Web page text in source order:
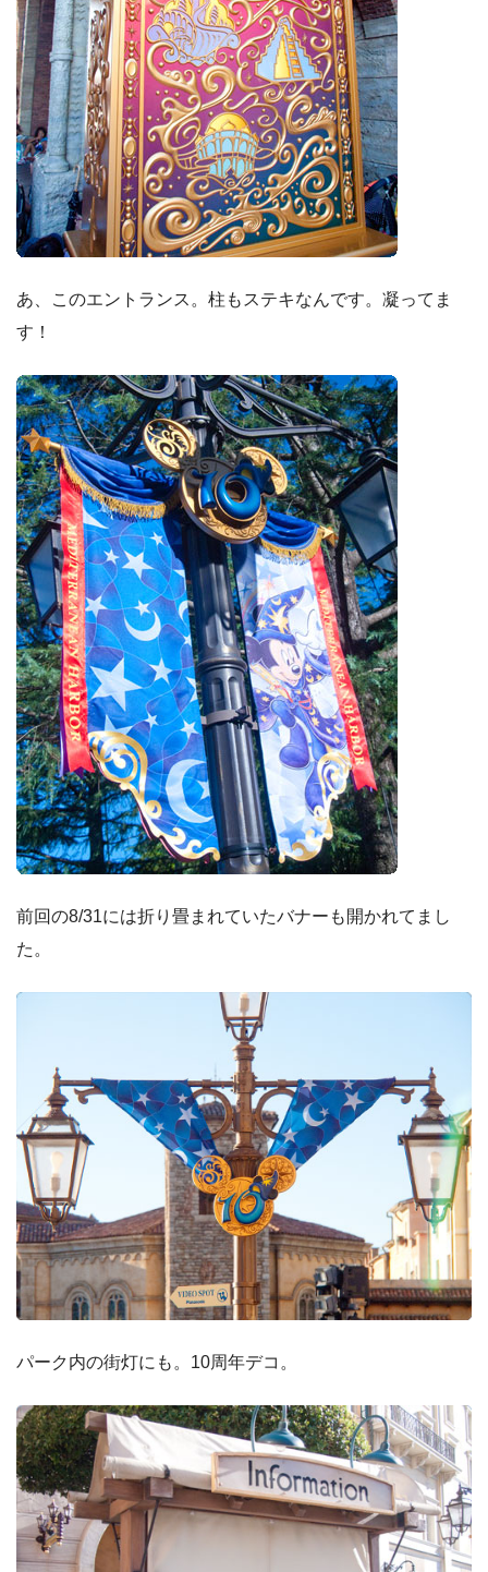
あ、このエントランス。柱もステキなんです。凝ってま
す！
前回の8/31には折り畳まれていたバナーも開かれてまし
た。
パーク内の街灯にも。10周年デコ。